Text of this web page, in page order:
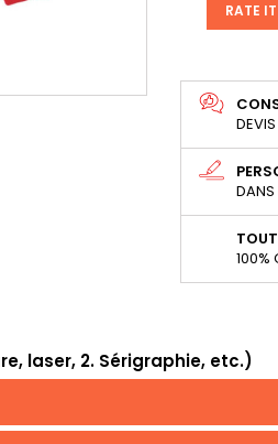
RATE IT
DANS
100%
laser, 2. Sérigraphie, etc.)